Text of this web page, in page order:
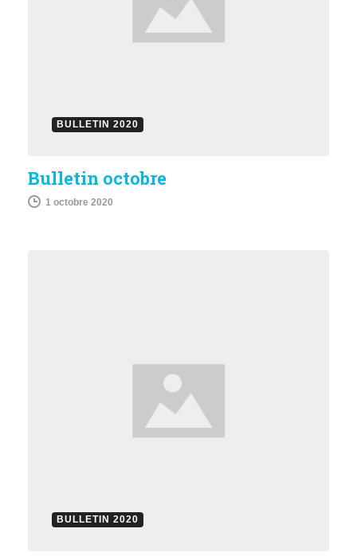
BULLETIN 2020
Bulletin octobre
1 octobre 2020
BULLETIN 2020